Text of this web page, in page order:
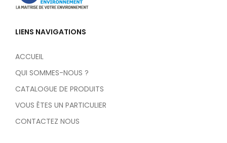
LIENS NAVIGATIONS
ACCUEIL
QUI SOMMES-NOUS ?
CATALOGUE DE PRODUITS
VOUS ÊTES UN PARTICULIER
CONTACTEZ NOUS